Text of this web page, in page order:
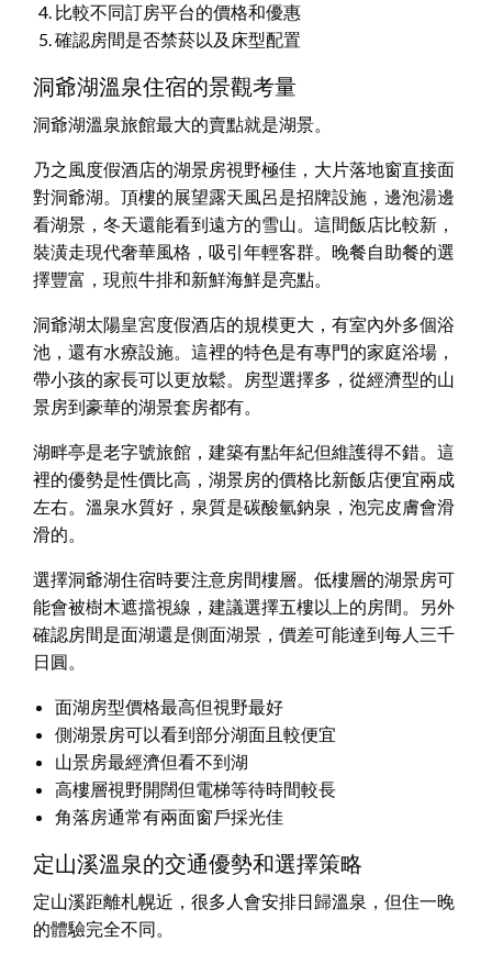
比較不同訂房平台的價格和優惠
確認房間是否禁菸以及床型配置
洞爺湖溫泉住宿的景觀考量
洞爺湖溫泉旅館最大的賣點就是湖景。
乃之風度假酒店的湖景房視野極佳，大片落地窗直接面
對洞爺湖。頂樓的展望露天風呂是招牌設施，邊泡湯邊
看湖景，冬天還能看到遠方的雪山。這間飯店比較新，
裝潢走現代奢華風格，吸引年輕客群。晚餐自助餐的選
擇豐富，現煎牛排和新鮮海鮮是亮點。
洞爺湖太陽皇宮度假酒店的規模更大，有室內外多個浴
池，還有水療設施。這裡的特色是有專門的家庭浴場，
帶小孩的家長可以更放鬆。房型選擇多，從經濟型的山
景房到豪華的湖景套房都有。
湖畔亭是老字號旅館，建築有點年紀但維護得不錯。這
裡的優勢是性價比高，湖景房的價格比新飯店便宜兩成
左右。溫泉水質好，泉質是碳酸氫鈉泉，泡完皮膚會滑
滑的。
選擇洞爺湖住宿時要注意房間樓層。低樓層的湖景房可
能會被樹木遮擋視線，建議選擇五樓以上的房間。另外
確認房間是面湖還是側面湖景，價差可能達到每人三千
日圓。
面湖房型價格最高但視野最好
側湖景房可以看到部分湖面且較便宜
山景房最經濟但看不到湖
高樓層視野開闊但電梯等待時間較長
角落房通常有兩面窗戶採光佳
定山溪溫泉的交通優勢和選擇策略
定山溪距離札幌近，很多人會安排日歸溫泉，但住一晚
的體驗完全不同。